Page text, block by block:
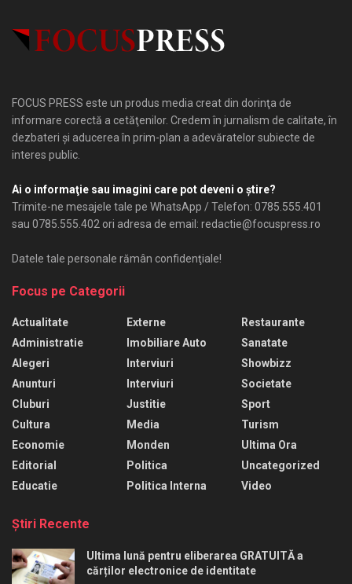
FOCUS PRESS este un produs media creat din dorinţa de
informare corectă a cetăţenilor. Credem în jurnalism de calitate, în
dezbateri şi aducerea în prim-plan a adevăratelor subiecte de
interes public.
Ai o informaţie sau imagini care pot deveni o ştire?
Trimite-ne mesajele tale pe WhatsApp / Telefon: 0785.555.401
sau 0785.555.402 ori adresa de email: redactie@focuspress.ro
Datele tale personale rămân confidenţiale!
Focus pe Categorii
Actualitate
Administratie
Alegeri
Anunturi
Cluburi
Cultura
Economie
Editorial
Educatie
Externe
Imobiliare Auto
Interviuri
Interviuri
Justitie
Media
Monden
Politica
Politica Interna
Restaurante
Sanatate
Showbizz
Societate
Sport
Turism
Ultima Ora
Uncategorized
Video
Ştiri Recente
Ultima lună pentru eliberarea GRATUITĂ a
cărților electronice de identitate